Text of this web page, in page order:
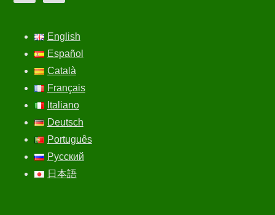
English
Español
Català
Français
Italiano
Deutsch
Português
Русский
日本語